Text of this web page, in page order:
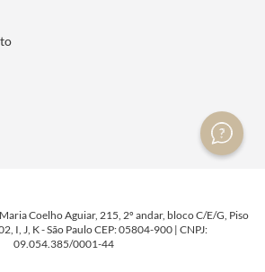
Coelho Aguiar, 215, 2º andar, bloco C/E/G, Piso
I, J, K - São Paulo CEP: 05804-900 | CNPJ:
09.054.385/0001-44